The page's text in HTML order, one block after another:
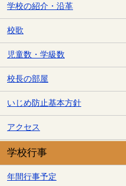
学校の紹介・沿革
校歌
児童数・学級数
校長の部屋
いじめ防止基本方針
アクセス
学校行事
年間行事予定